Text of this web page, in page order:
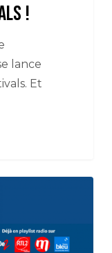
!
lance
Et